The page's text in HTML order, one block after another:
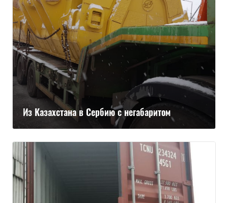
Из Казахстана в Сербию с негабаритом